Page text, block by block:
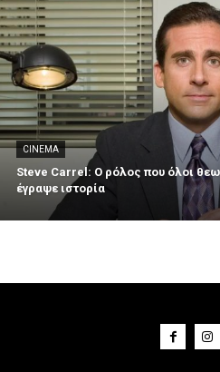
CINEMA
Steve Carrel: Ο ρόλος που όλοι
έγραψε ιστορία